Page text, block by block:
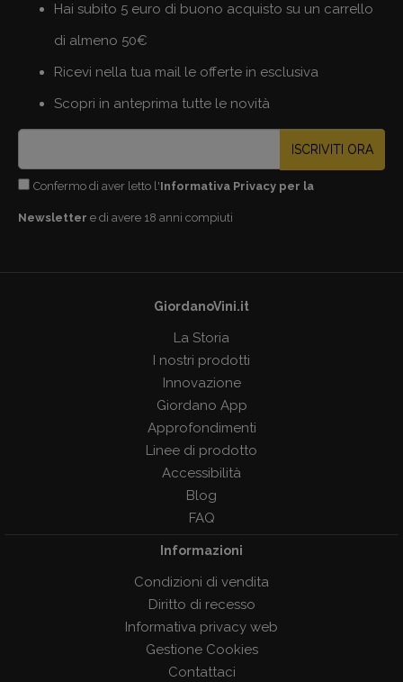
Hai subito 5 euro di buono acquisto su un carrello
di almeno 50€
Ricevi nella tua mail le offerte in esclusiva
Scopri in anteprima tutte le novità
ISCRIVITI ORA
Confermo di aver letto l'Informativa Privacy per la
Newsletter e di avere 18 anni compiuti
GiordanoVini.it
La Storia
I nostri prodotti
Innovazione
Giordano App
Approfondimenti
Linee di prodotto
Accessibilità
Blog
FAQ
Informazioni
Condizioni di vendita
Diritto di recesso
Informativa privacy web
Gestione Cookies
Contattaci